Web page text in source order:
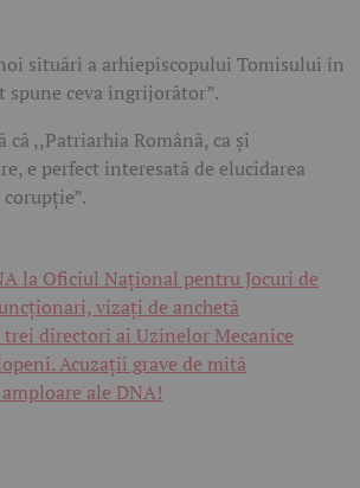
situări a arhiepiscopului Tomisului în
spune ceva îngrijorător”.
că ,,Patriarhia Română, ca şi
e perfect interesată de elucidarea
la Oficiul Național pentru Jocuri de
vizați de anchetă
directori ai Uzinelor Mecanice
Acuzații grave de mită
ale DNA!